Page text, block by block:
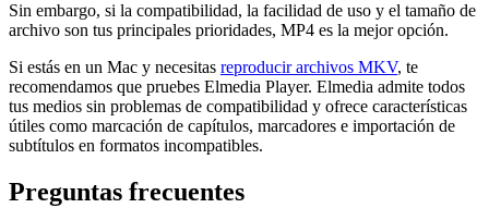
Sin embargo, si la compatibilidad, la facilidad de uso y el tamaño de
archivo son tus principales prioridades, MP4 es la mejor opción.
Si estás en un Mac y necesitas reproducir archivos MKV, te
recomendamos que pruebes Elmedia Player. Elmedia admite todos
tus medios sin problemas de compatibilidad y ofrece características
útiles como marcación de capítulos, marcadores e importación de
subtítulos en formatos incompatibles.
Preguntas frecuentes